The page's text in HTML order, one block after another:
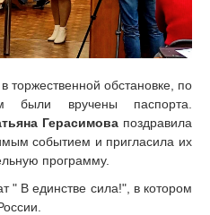
торжественной обстановке, по
были вручены паспорта.
Герасимовапоздравила
событием и пригласила их
программу.
" В единстве сила!", в котором